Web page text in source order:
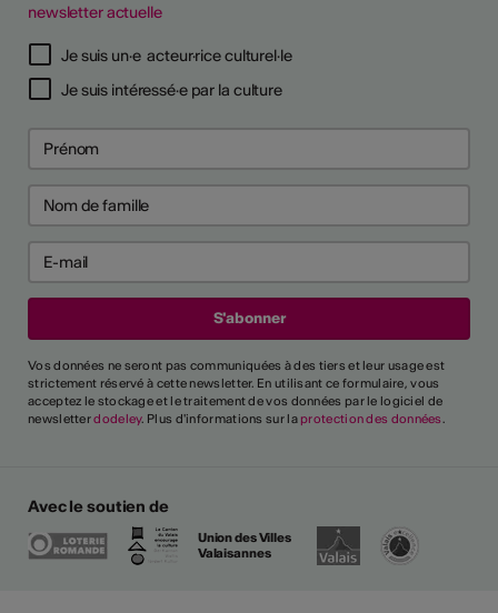
D'ARTISTES
newsletter actuelle
Je suis un·e acteur·rice culturel·le
Je suis intéressé·e par la culture
Vos données ne seront pas communiquées à des tiers et leur usage est
strictement réservé à cette newsletter. En utilisant ce formulaire, vous
acceptez le stockage et le traitement de vos données par le logiciel de
newsletterdodeley. Plus d'informations sur la protection des données.
Avec le soutien de
Union des Villes
Valaisannes